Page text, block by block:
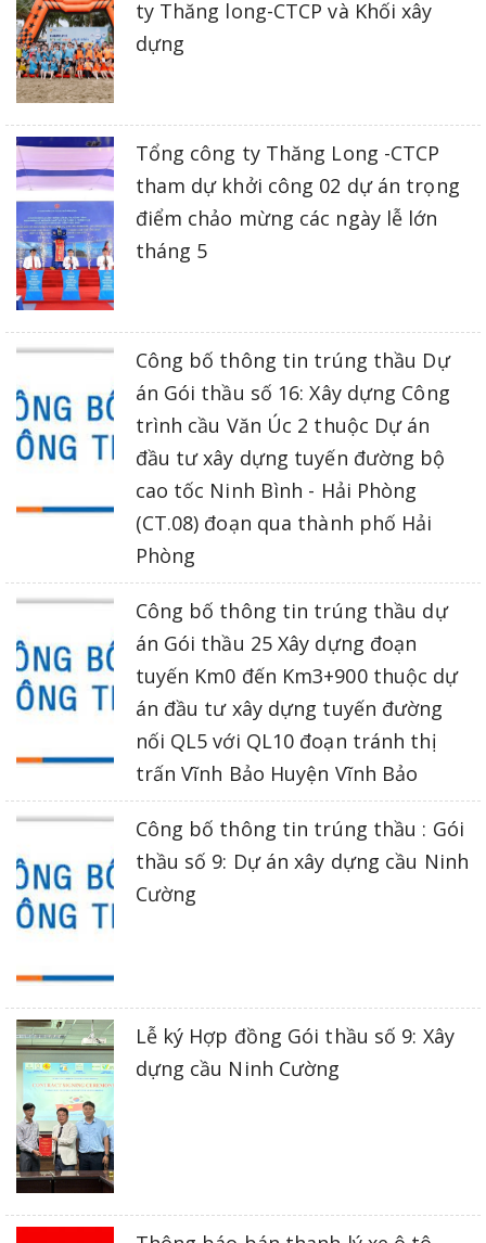
ty Thăng long-CTCP và Khối xây
dựng
Tổng công ty Thăng Long -CTCP
tham dự khởi công 02 dự án trọng
điểm chảo mừng các ngày lễ lớn
tháng 5
Công bố thông tin trúng thầu Dự
án Gói thầu số 16: Xây dựng Công
trình cầu Văn Úc 2 thuộc Dự án
đầu tư xây dựng tuyến đường bộ
cao tốc Ninh Bình - Hải Phòng
(CT.08) đoạn qua thành phố Hải
Phòng
Công bố thông tin trúng thầu dự
án Gói thầu 25 Xây dựng đoạn
tuyến Km0 đến Km3+900 thuộc dự
án đầu tư xây dựng tuyến đường
nối QL5 với QL10 đoạn tránh thị
trấn Vĩnh Bảo Huyện Vĩnh Bảo
Công bố thông tin trúng thầu : Gói
thầu số 9: Dự án xây dựng cầu Ninh
Cường
Lễ ký Hợp đồng Gói thầu số 9: Xây
dựng cầu Ninh Cường